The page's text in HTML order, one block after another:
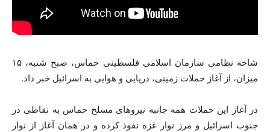
شاخه نظامی سازمان اسلامی فلسطینی حماس، صبح شنبه، ۱۵
میزان، از آغاز حملات زمینی، دریایی و هوایی به اسرائیل خبر داد.
در آغاز این حملات همه جانبه نیروهای مسلح حماس به نقاطی در
جنوب اسرائیل و مرز نوار غزه نفوذ کرده و در همان آغاز از نوار